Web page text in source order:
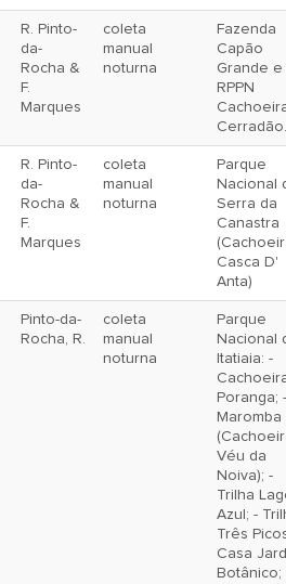
R. Pinto-
da-
Rocha &
F.
Marques
coleta
manual
noturna
Fazenda
Capão
Grande e
RPPN
Cerradão.
R. Pinto-
da-
Rocha &
F.
Marques
coleta
manual
noturna
Parque
Nacional
Serra da
Canastra
Casca D'
Anta)
Pinto-da-
Rocha, R.
coleta
manual
noturna
Parque
Nacional
Itatiaia: -
Poranga; -
Maromba
Véu da
Noiva); -
Trilha
Azul; -
Três
Casa
Botânico;